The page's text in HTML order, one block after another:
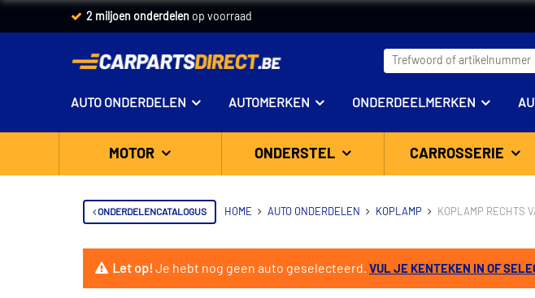
2 miljoen onderdelen op voorraad
AUTO ONDERDELEN AUTOMERKEN ONDERDEELMERKEN
MOTOR ONDERSTEL CARROSSERIE
ONDERDELENCATALOGUS HOME AUTO ONDERDELEN KOPLAMP KOPLAMP RECHTS
Let op!Je hebt nog geen auto geselecteerd. VUL JE KENTEKEN IN OF